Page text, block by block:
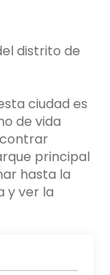
distrito de
ciudad es
de vida
principal
hasta la
y ver la